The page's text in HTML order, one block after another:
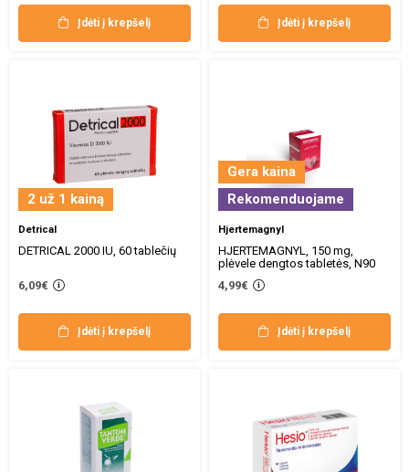
Įdėti į krepšelį Įdėti į krepšelį
2 už 1 kainą
Detrical
DETRICAL 2000 IU, 60 tablečių
6,09€
Įdėti į krepšelį
Gera kaina
Rekomenduojame
Hjertemagnyl
HJERTEMAGNYL, 150 mg,
plėvele dengtos tabletės, N90
4,99€
Įdėti į krepšelį